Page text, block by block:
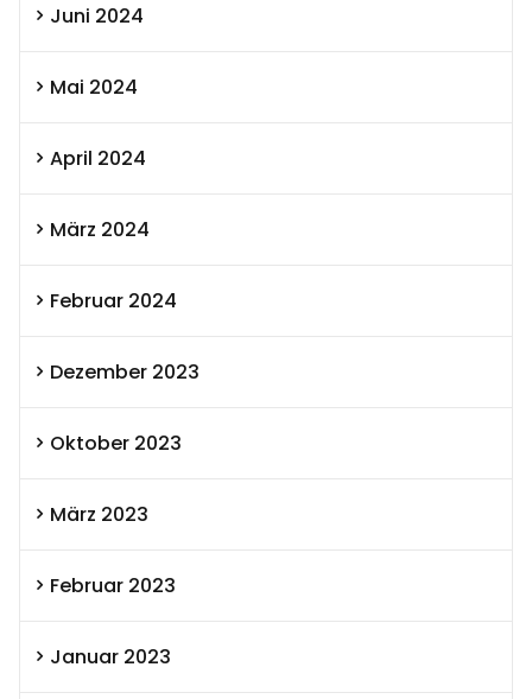
Juni 2024
Mai 2024
April 2024
März 2024
Februar 2024
Dezember 2023
Oktober 2023
März 2023
Februar 2023
Januar 2023